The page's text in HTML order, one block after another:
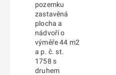
pozemku
zastavěná
plocha a
nádvoří o
výměře 44 m2
a p. č. st.
1758 s
druhem